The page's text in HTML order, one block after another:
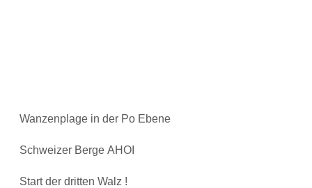
Wanzenplage in der Po Ebene
Schweizer Berge AHOI
Start der dritten Walz !